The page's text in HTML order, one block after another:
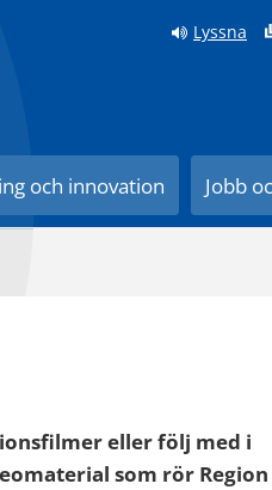
Lyssna
och innovation Jobb
eller följ med i
som rör Region